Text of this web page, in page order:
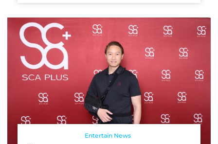
Entertain News